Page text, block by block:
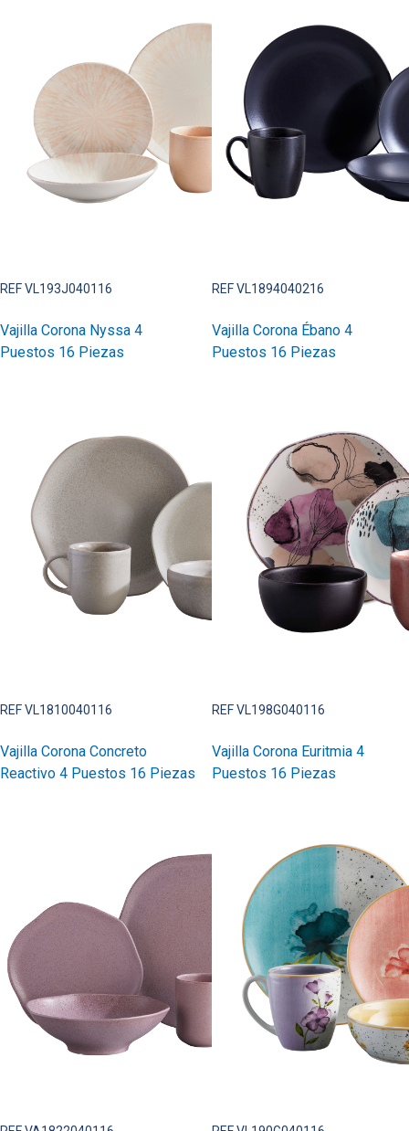
REF VL193J040116
Vajilla Corona Nyssa 4
Puestos 16 Piezas
REF VL1894040216
Vajilla Corona Ébano 4
Puestos 16 Piezas
REF VL1810040116
Vajilla Corona Concreto
Reactivo 4 Puestos 16 Piezas
REF VL198G040116
Vajilla Corona Euritmia 4
Puestos 16 Piezas